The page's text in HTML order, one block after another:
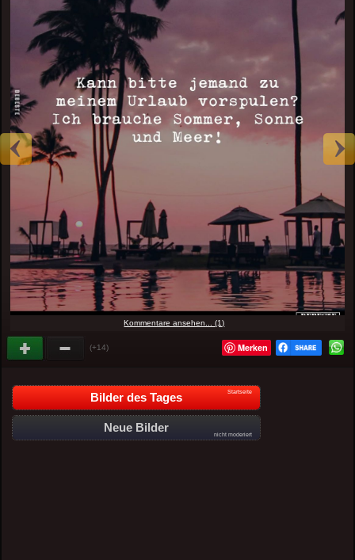
Kommentare ansehen... (1)
(+14) Merken
Bilder des Tages Startseite
Neue Bilder
nicht moderiert